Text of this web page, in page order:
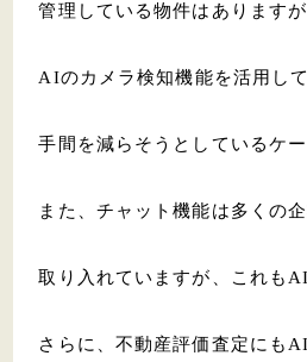
管理している物件はありますが
AIのカメラ検知機能を活用し
手間を減らそうとしているケー
また、チャット機能は多くの
取り入れていますが、これもAI
さらに、不動産評価査定にも